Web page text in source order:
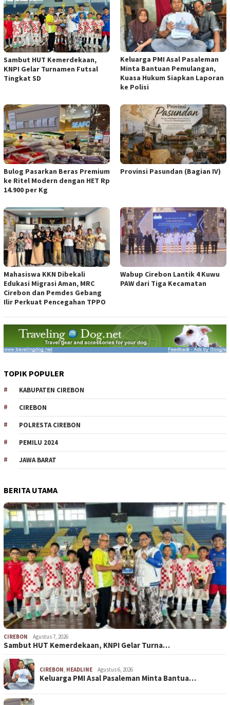
Sambut HUT Kemerdekaan,
KNPI Gelar Turnamen Futsal
Tingkat SD
Keluarga PMI Asal Pasaleman
Minta Bantuan Pemulangan,
Kuasa Hukum Siapkan Laporan
ke Polisi
Bulog Pasarkan Beras Premium
ke Ritel Modern dengan HET Rp
14.900 per Kg
Provinsi Pasundan (Bagian IV)
Mahasiswa KKN Dibekali
Edukasi Migrasi Aman, MRC
Cirebon dan Pemdes Gebang
Ilir Perkuat Pencegahan TPPO
Wabup Cirebon Lantik 4 Kuwu
PAW dari Tiga Kecamatan
TOPIK POPULER
KABUPATEN CIREBON
CIREBON
POLRESTA CIREBON
PEMILU 2024
JAWA BARAT
BERITA UTAMA
CIREBON Agustus 7, 2026
Sambut HUT Kemerdekaan, KNPI Gelar Turna…
CIREBON, HEADLINE Agustus 6, 2026
Keluarga PMI Asal Pasaleman Minta Bantua…